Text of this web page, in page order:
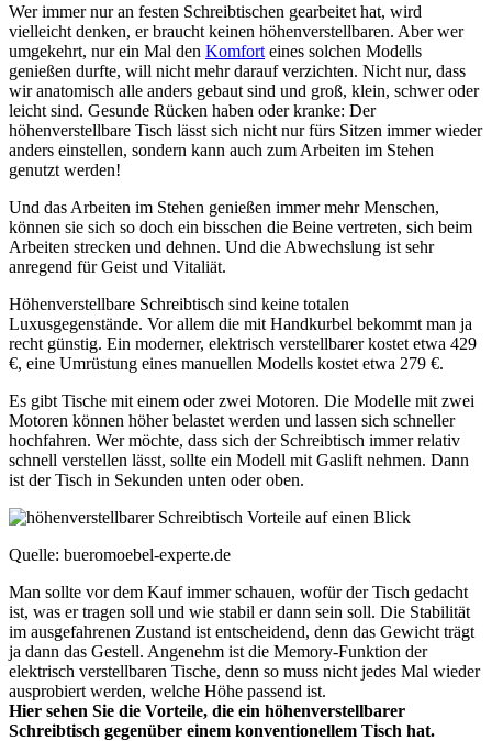
Wer immer nur an festen Schreibtischen gearbeitet hat, wird
vielleicht denken, er braucht keinen höhenverstellbaren. Aber wer
umgekehrt, nur ein Mal den Komfort eines solchen Modells
genießen durfte, will nicht mehr darauf verzichten. Nicht nur, dass
wir anatomisch alle anders gebaut sind und groß, klein, schwer oder
leicht sind. Gesunde Rücken haben oder kranke: Der
höhenverstellbare Tisch lässt sich nicht nur fürs Sitzen immer wieder
anders einstellen, sondern kann auch zum Arbeiten im Stehen
genutzt werden!
Und das Arbeiten im Stehen genießen immer mehr Menschen,
können sie sich so doch ein bisschen die Beine vertreten, sich beim
Arbeiten strecken und dehnen. Und die Abwechslung ist sehr
anregend für Geist und Vitaliät.
Höhenverstellbare Schreibtisch sind keine totalen
Luxusgegenstände. Vor allem die mit Handkurbel bekommt man ja
recht günstig. Ein moderner, elektrisch verstellbarer kostet etwa 429
€, eine Umrüstung eines manuellen Modells kostet etwa 279 €.
Es gibt Tische mit einem oder zwei Motoren. Die Modelle mit zwei
Motoren können höher belastet werden und lassen sich schneller
hochfahren. Wer möchte, dass sich der Schreibtisch immer relativ
schnell verstellen lässt, sollte ein Modell mit Gaslift nehmen. Dann
ist der Tisch in Sekunden unten oder oben.
Quelle: bueromoebel-experte.de
Man sollte vor dem Kauf immer schauen, wofür der Tisch gedacht
ist, was er tragen soll und wie stabil er dann sein soll. Die Stabilität
im ausgefahrenen Zustand ist entscheidend, denn das Gewicht trägt
ja dann das Gestell. Angenehm ist die Memory-Funktion der
elektrisch verstellbaren Tische, denn so muss nicht jedes Mal wieder
ausprobiert werden, welche Höhe passend ist.
Hier sehen Sie die Vorteile, die ein höhenverstellbarer
Schreibtisch gegenüber einem konventionellem Tisch hat.